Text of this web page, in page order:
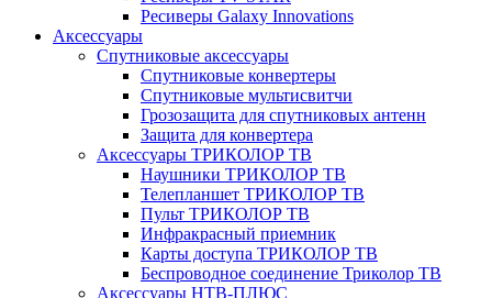
Ресиверы Galaxy Innovations
Аксессуары
Спутниковые аксессуары
Спутниковые конвертеры
Спутниковые мультисвитчи
Грозозащита для спутниковых антенн
Защита для конвертера
Аксессуары ТРИКОЛОР ТВ
Наушники ТРИКОЛОР ТВ
Телепланшет ТРИКОЛОР ТВ
Пульт ТРИКОЛОР ТВ
Инфракрасный приемник
Карты доступа ТРИКОЛОР ТВ
Беспроводное соединение Триколор ТВ
Аксессуары НТВ-ПЛЮС